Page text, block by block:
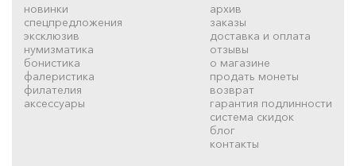
новинки
спецпредложения
эксклюзив
нумизматика
бонистика
фалеристика
филателия
аксессуары
архив
заказы
доставка и оплата
отзывы
о магазине
продать монеты
возврат
гарантия подлинности
система скидок
блог
контакты